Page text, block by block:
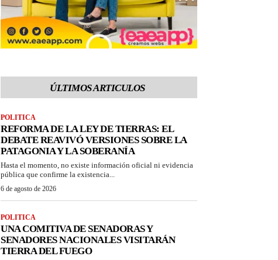
ÚLTIMOS ARTICULOS
POLITICA
REFORMA DE LA LEY DE TIERRAS: EL
DEBATE REAVIVÓ VERSIONES SOBRE LA
PATAGONIA Y LA SOBERANÍA
Hasta el momento, no existe información oficial ni evidencia
pública que confirme la existencia...
6 de agosto de 2026
POLITICA
UNA COMITIVA DE SENADORAS Y
SENADORES NACIONALES VISITARÁN
TIERRA DEL FUEGO